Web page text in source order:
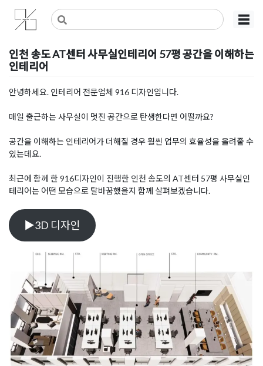
Skip
content
사무실인테리어 디자인 공사 비용견적 플랫폼
사무실인테리어 916
☰
인천 송도 AT센터 사무실인테리어 57평 공간을 이해하는
인테리어
Posted on 2021년 2월 28일byDOPAMIN
안녕하세요. 인테리어 전문업체 916 디자인입니다.
매일 출근하는 사무실이 멋진 공간으로 탄생한다면 어떨까요?
공간을 이해하는 인테리어가 더해질 경우 훨씬 업무의 효율성을 올려줄 수
있는데요.
최근에 함께 한 916디자인이 진행한 인천 송도의 AT센터 57평 사무실인
테리어는 어떤 모습으로 탈바꿈했을지 함께 살펴보겠습니다.
▶3D 디자인